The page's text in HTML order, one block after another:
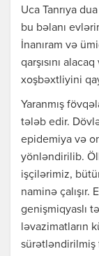
Uca Tanrıya
bu bəlanı
İnanıram və
qarşısını
xoşbəxtliyini
Yaranmış
tələb edir.
epidemiya və
yönləndirilib.
işçilərimiz,
naminə
genişmiqyaslı
ləvazimatların
sürətləndirilmiş